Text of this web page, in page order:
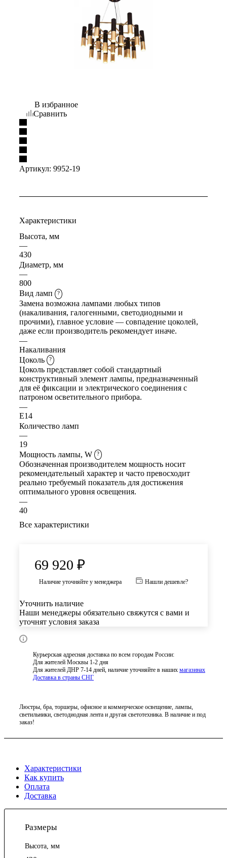
В избранное
Сравнить
Артикул: 9952-19
Характеристики
Высота, мм
—
430
Диаметр, мм
—
800
Вид ламп
?
Замена возможна лампами любых типов
(накаливания, галогенными, светодиодными и
прочими), главное условие — совпадение цоколей,
даже если производитель рекомендует иначе.
—
Накаливания
Цоколь
?
Цоколь представляет собой стандартный
конструктивный элемент лампы, предназначенный
для её фиксации и электрического соединения с
патроном осветительного прибора.
—
E14
Количество ламп
—
19
Мощность лампы, W
?
Обозначенная производителем мощность носит
рекомендательный характер и часто превосходит
реально требуемый показатель для достижения
оптимального уровня освещения.
—
40
Все характеристики
69 920 ₽
Наличие уточняйте у менеджера Нашли дешевле?
Уточнить наличие
Наши менеджеры обязательно свяжутся с вами и
уточнят условия заказа
Курьерская адресная доставка по всем городам России:
Для жителей Москвы 1-2 дня
Для жителей ДНР 7-14 дней, наличие уточняйте в наших магазинах
Доставка в страны СНГ
Люстры, бра, торшеры, офисное и коммерческое освещение, лампы,
светильники, светодиодная лента и другая светотехника. В наличие и под
заказ!
Характеристики
Как купить
Оплата
Доставка
Размеры
Высота, мм